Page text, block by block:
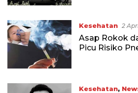
Kesehatan 2
Asap Rokok
Picu Risiko
Kesehatan,